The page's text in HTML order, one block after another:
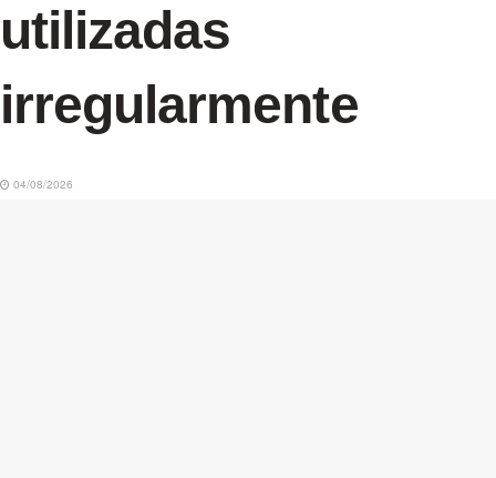
utilizadas
irregularmente
04/08/2026